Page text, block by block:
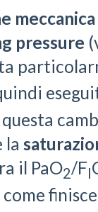
meccanica
pressure
questa
la
il PaO2/FI